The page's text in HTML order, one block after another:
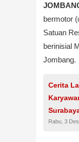
bermotor
Satuan
berinisial
Jombang.
Cerita
Rabu, 3